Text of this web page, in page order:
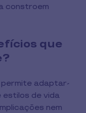
constroem
que
permite adaptar-
de vida
nem